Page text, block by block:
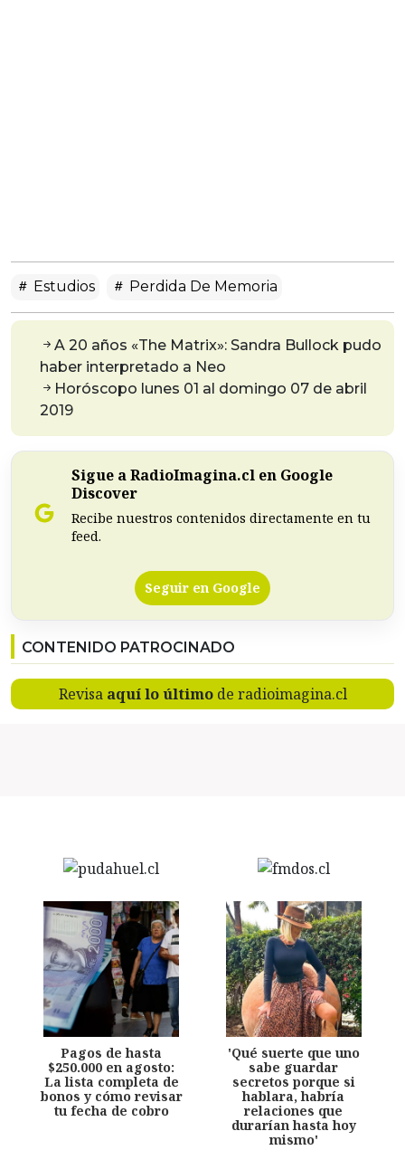
Estudios Perdida De Memoria
A 20 años «The Matrix»: Sandra Bullock pudo
haber interpretado a Neo
Horóscopo lunes 01 al domingo 07 de abril
2019
Sigue a RadioImagina.cl en Google
Discover
Recibe nuestros contenidos directamente en tu
feed.
Seguir en Google
CONTENIDO PATROCINADO
Revisa aquí lo últimode radioimagina.cl
Pagos de hasta
$250.000 en agosto:
La lista completa de
bonos y cómo revisar
tu fecha de cobro
'Qué suerte que uno
sabe guardar
secretos porque si
hablara, habría
relaciones que
durarían hasta hoy
mismo'